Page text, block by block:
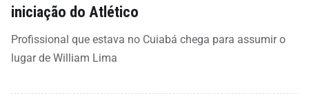
iniciação do Atlético
Profissional que estava no Cuiabá chega para assumir o
lugar de William Lima